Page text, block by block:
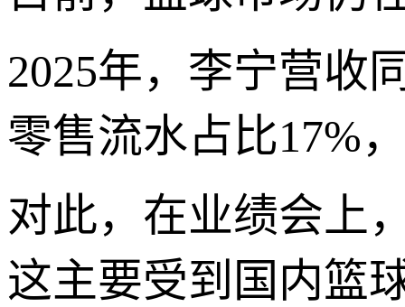
2025年，李宁营收
零售流水占比17%
对此，在业绩会上
这主要受到国内篮